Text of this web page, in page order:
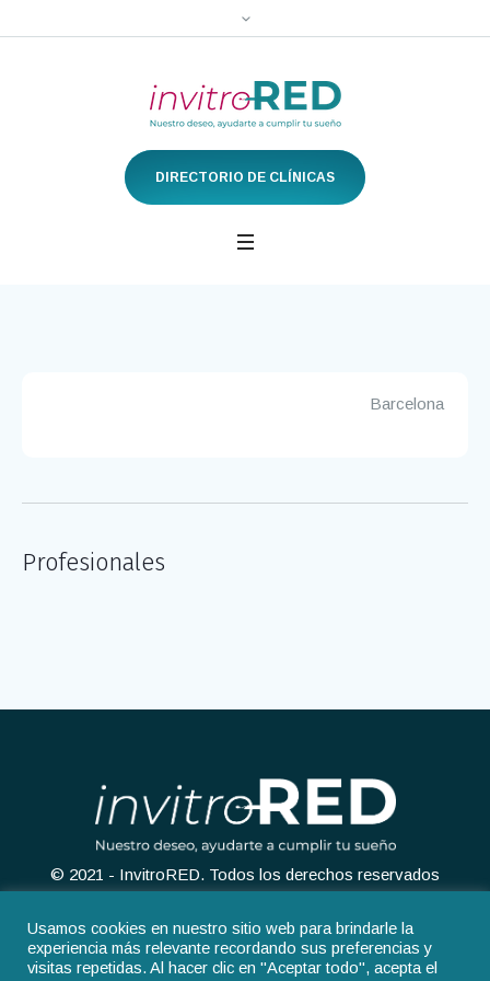
DIRECTORIO DE CLÍNICAS
Barcelona
Profesionales
© 2021 - InvitroRED. Todos los derechos reservados
Usamos cookies en nuestro sitio web para brindarle la
experiencia más relevante recordando sus preferencias y
visitas repetidas. Al hacer clic en "Aceptar todo", acepta el